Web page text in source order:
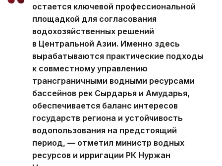
остается ключевой профессиональной
площадкой для согласования
водохозяйственных решений
в Центральной Азии. Именно здесь
вырабатываются практические подходы
к совместному управлению
трансграничными водными ресурсами
бассейнов рек Сырдарья и Амударья,
обеспечивается баланс интересов
государств региона и устойчивость
водопользования на предстоящий
период, — отметил министр водных
ресурсов и ирригации РК Нуржан